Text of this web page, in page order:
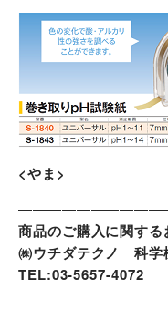
<やま>
商品のご購入に関する
㈱ウチダテクノ 科学
TEL:03-5657-4072